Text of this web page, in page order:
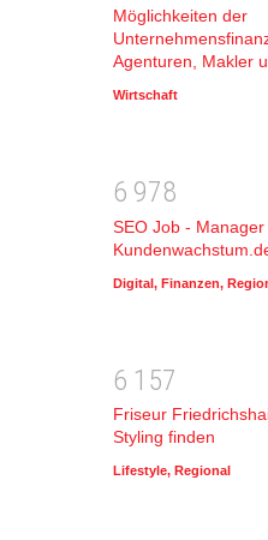
Möglichkeiten der
Agenturen, Makler
Wirtschaft
6 978
SEO Job - Manager
Digital, Finanzen,
6 1 57
Friseur
Styling finden
Lifestyle, Regional